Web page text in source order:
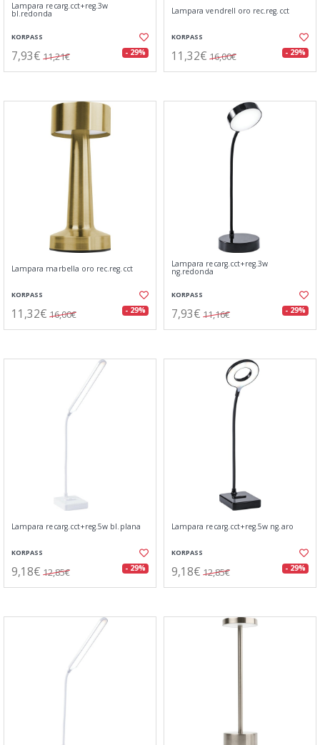
Lampara recarg.cct+reg.3w
bl.redonda
KORPASS
7,93€ 11,21€ - 29%
Lampara vendrell oro rec.reg.cct
KORPASS
11,32€ 16,00€ - 29%
Lampara marbella oro rec.reg.cct
KORPASS
11,32€ 16,00€ - 29%
Lampara recarg.cct+reg.3w
ng.redonda
KORPASS
7,93€ 11,16€ - 29%
Lampara recarg.cct+reg.5w bl.plana
KORPASS
9,18€ 12,85€ - 29%
Lampara recarg.cct+reg.5w ng.aro
KORPASS
9,18€ 12,85€ - 29%